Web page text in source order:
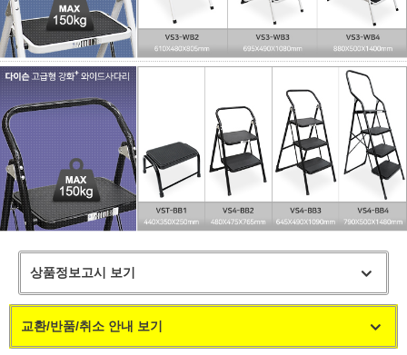
상품정보고시 보기
교환/반품/취소 안내 보기